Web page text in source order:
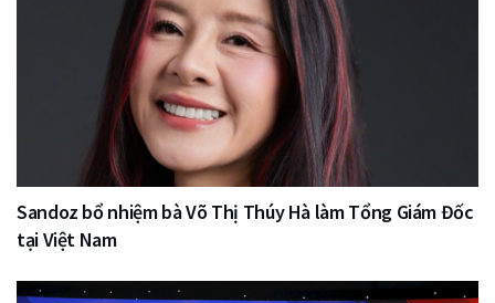
Sandoz bổ nhiệm bà Võ Thị Thúy Hà làm Tổng Giám Đốc
tại Việt Nam